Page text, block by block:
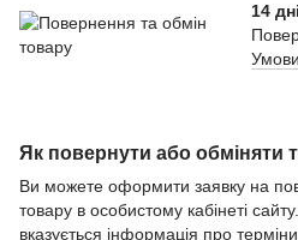
14
Умови
Як повернути або обміняти
Ви можете оформити заявку на
товару в особистому кабінеті
вказується інформація про